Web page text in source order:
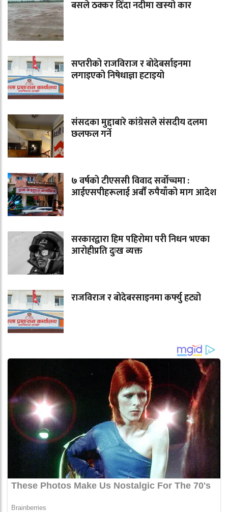
बसले ठक्कर दिँदा नदीमा खस्यो कार
सप्तरीको राजविराज र बोदेबर्साइनमा
लगाइएको निषेधाज्ञा हटाइयो
संसदका मुद्दाबारे कांग्रेसले संसदीय दलमा
छलफल गर्ने
७ वर्षको टीएससी विवाद सर्वोच्चमा :
आईएसपीहरूलाई अर्बौं रुपैयाँको माग आदेश
सरकारद्वारा हिम पहिरोमा परी निधन भएका
आरोहीप्रति दुःख व्यक्त
राजविराज र बोदेबरसाइनमा कर्फ्यु हट्यो